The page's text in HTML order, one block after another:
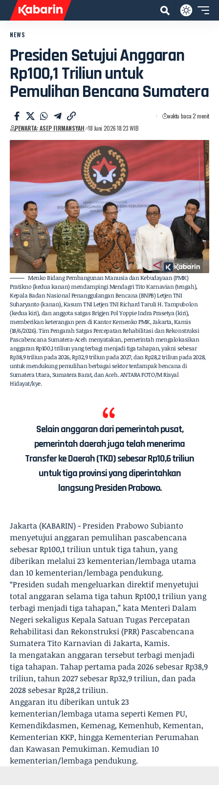
NEWS
Presiden Setujui Anggaran
Rp100,1 Triliun untuk
Pemulihan Bencana Sumatera
PEWARTA: ASEP FIRMANSYAH 18 Juni 2026 18:23 WIB
waktu baca 2 menit
Menko Bidang Pembangunan Manusia dan Kebudayaan (PMK)
Pratikno (kedua kanan) mendampingi Mendagri Tito Karnavian (tengah),
Kepala Badan Nasional Penanggulangan Bencana (BNPB) Letjen TNI
Suharyanto (kanan), Kasum TNI Letjen TNI Richard Taruli H. Tampubolon
(kedua kiri), dan anggota satgas Brigjen Pol Yoppie Indra Prasetya (kiri),
memberikan keterangan pers di Kantor Kemenko PMK, Jakarta, Kamis
(18/6/2026). Tim Pengarah Satgas Percepatan Rehabilitasi dan Rekonstruksi
Pascabencana Sumatera-Aceh menyatakan, pemerintah mengalokasikan
anggaran Rp100,1 triliun yang terbagi menjadi tiga tahapan, yakni sebesar
Rp38,9 triliun pada 2026, Rp32,9 triliun pada 2027, dan Rp28,2 triliun pada 2028,
untuk mendukung pemulihan berbagai sektor terdampak bencana di
Sumatera Utara, Sumatera Barat, dan Aceh. ANTARA FOTO/M Risyal
Hidayat/kye.
Selain anggaran dari pemerintah pusat,
pemerintah daerah juga telah menerima
Transfer ke Daerah (TKD) sebesar Rp10,6 triliun
untuk tiga provinsi yang diperintahkan
langsung Presiden Prabowo.
Jakarta (KABARIN) - Presiden Prabowo Subianto
menyetujui anggaran pemulihan pascabencana
sebesar Rp100,1 triliun untuk tiga tahun, yang
diberikan melalui 23 kementerian/lembaga utama
dan 10 kementerian/lembaga pendukung.
“Presiden sudah mengeluarkan direktif menyetujui
total anggaran selama tiga tahun Rp100,1 triliun yang
terbagi menjadi tiga tahapan,” kata Menteri Dalam
Negeri sekaligus Kepala Satuan Tugas Percepatan
Rehabilitasi dan Rekonstruksi (PRR) Pascabencana
Sumatera Tito Karnavian di Jakarta, Kamis.
Ia mengatakan anggaran tersebut terbagi menjadi
tiga tahapan. Tahap pertama pada 2026 sebesar Rp38,9
triliun, tahun 2027 sebesar Rp32,9 triliun, dan pada
2028 sebesar Rp28,2 triliun.
Anggaran itu diberikan untuk 23
kementerian/lembaga utama seperti Kemen PU,
Kemendikdasmen, Kemenag, Kemenhub, Kementan,
Kementerian KKP, hingga Kementerian Perumahan
dan Kawasan Pemukiman. Kemudian 10
kementerian/lembaga pendukung.